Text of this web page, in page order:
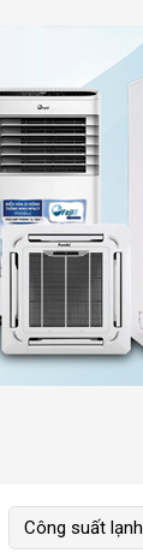
Công suất lạnh